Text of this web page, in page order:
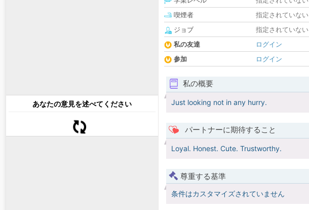
あなたの意見を述べてください
喫煙者
指定されていない
ジョブ
指定されていない
私の友達
ログイン
参加
ログイン
私の概要
Just looking not in any hurry.
パートナーに期待すること
Loyal. Honest. Cute. Trustworthy.
尊重する基準
条件はカスタマイズされていません